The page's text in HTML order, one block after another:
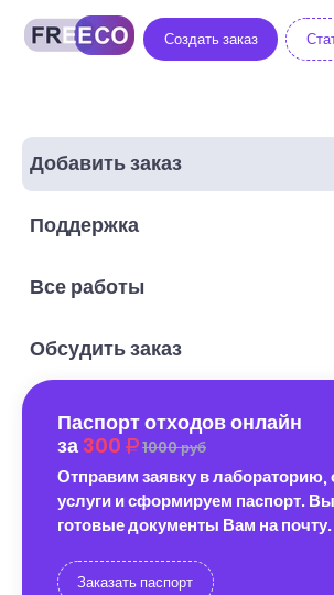
Создать заказ
Добавить заказ
Поддержка
Все работы
Обсудить заказ
Паспорт отходов онлайн
за 300 1000 руб
Отправим заявку в лабораторию,
услуги и сформируем паспорт.
готовые документы Вам на почту.
Заказать паспорт